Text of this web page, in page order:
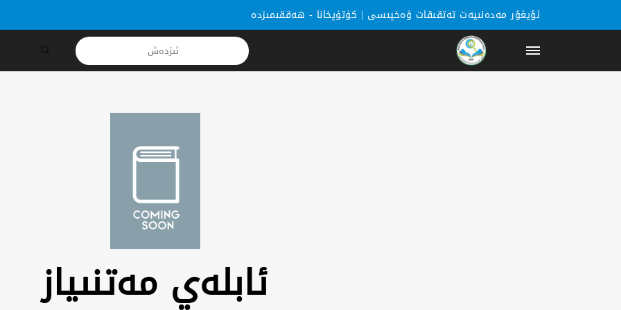
ئۇيغۇر مەدەنىيەت تەتقىقات ۋەخپىسى | كۈتۈپخانا - ھەققىمىزدە
ئابلەي مەتنىياز